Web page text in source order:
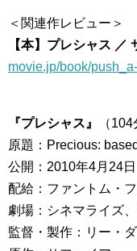
＜関連作レビュー＞
【本】プレシャス ／
movie.jp/book/
『プレシャス』
（
原題：Precious:
公開：2010年4月24日
配給：ファントム・
劇場：シネマライズ
監督・製作：リー・